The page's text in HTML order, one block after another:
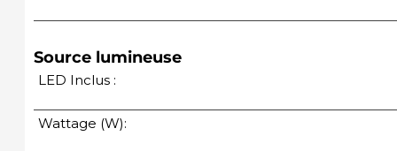
Source lumineuse
LED Inclus :
Wattage (W):